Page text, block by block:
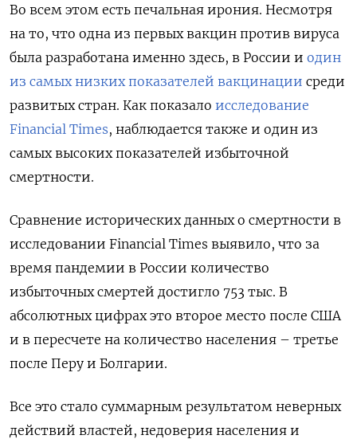
Во всем этом есть печальная ирония. Несмотря
на то, что одна из первых вакцин против вируса
была разработана именно здесь, в России и один
из самых низких показателей вакцинации среди
развитых стран. Как показало исследование
Financial Times, наблюдается также и один из
самых высоких показателей избыточной
смертности.
Сравнение исторических данных о смертности в
исследовании Financial Times выявило, что за
время пандемии в России количество
избыточных смертей достигло 753 тыс. В
абсолютных цифрах это второе место после США
и в пересчете на количество населения – третье
после Перу и Болгарии.
Все это стало суммарным результатом неверных
действий властей, недоверия населения и